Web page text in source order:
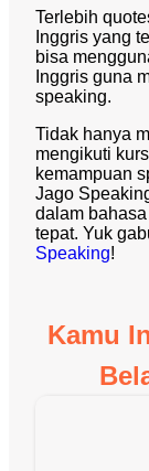
Terlebih
Inggris yang
bisa
Inggris guna
speaking.
Tidak hanya
mengikuti
kemampuan
Jago
dalam
tepat. Yuk
Speaking!
Kamu